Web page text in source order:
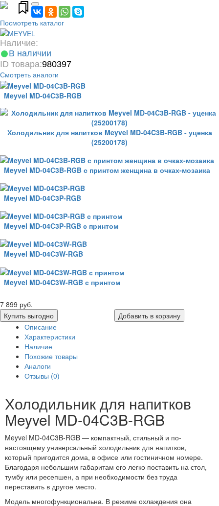
Посмотреть каталог
Наличие:
В наличии
ID товара:980397
Смотреть аналоги
Meyvel MD-04C3B-RGB
Холодильник для напитков Meyvel MD-04C3B-RGB - уценка
(25200178)
Meyvel MD-04C3B-RGB с принтом женщина в очках-мозаика
Meyvel MD-04C3P-RGB
Meyvel MD-04C3P-RGB с принтом
Meyvel MD-04C3W-RGB
Meyvel MD-04C3W-RGB с принтом
7 899 руб.
Купить выгодно
Добавить в корзину
Описание
Характеристики
Наличие
Похожие товары
Аналоги
Отзывы (0)
Холодильник для напитков
Meyvel MD-04C3B-RGB
Meyvel MD-04C3B-RGB — компактный, стильный и по-
настоящему универсальный холодильник для напитков,
который пригодится дома, в офисе или гостиничном номере.
Благодаря небольшим габаритам его легко поставить на стол,
тумбу или ресепшен, а при необходимости без труда
переставить в другое место.
Модель многофункциональна. В режиме охлаждения она